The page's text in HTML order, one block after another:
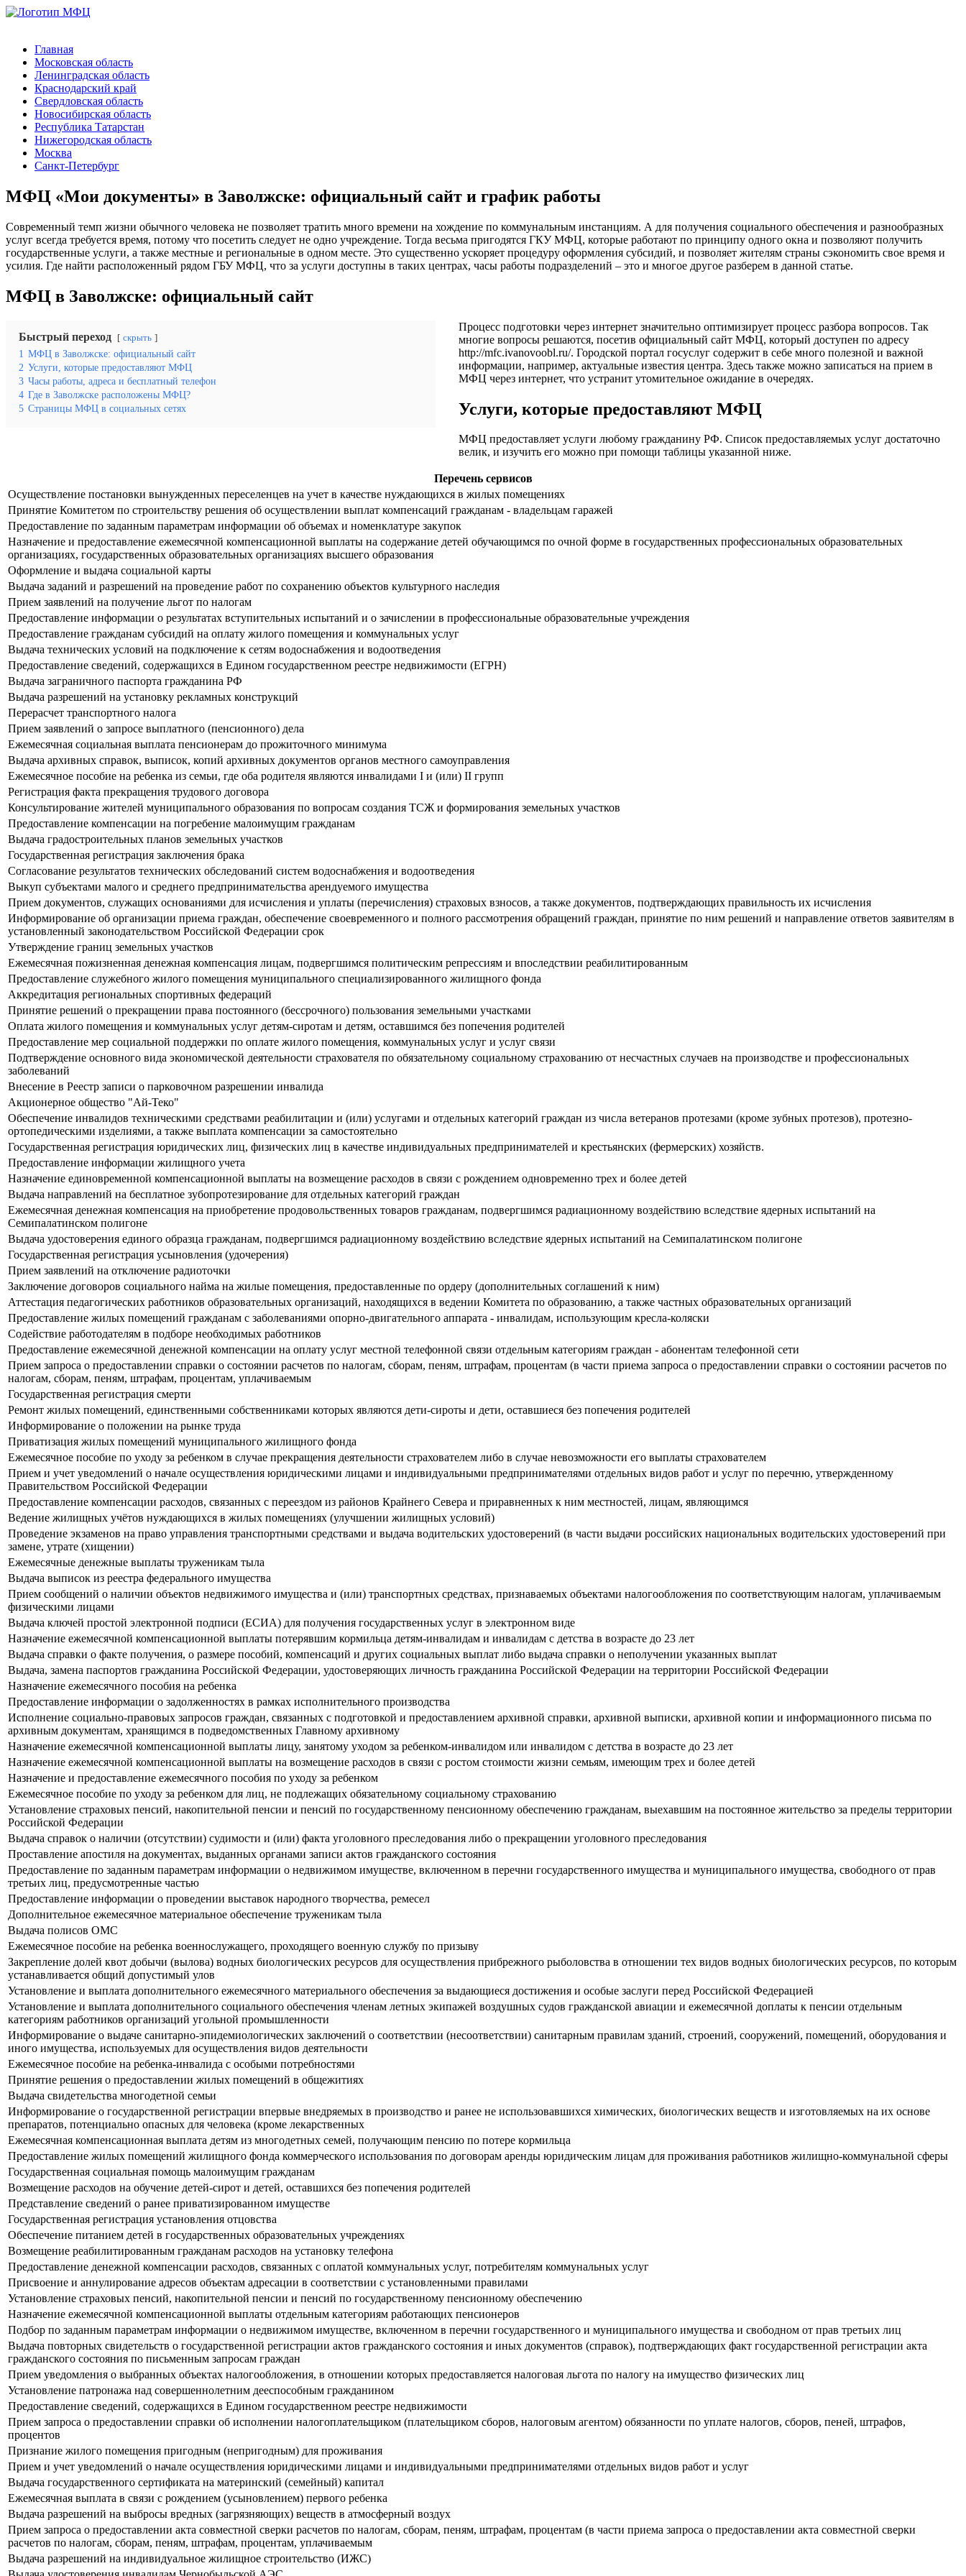
Главная
Московская область
Ленинградская область
Краснодарский край
Свердловская область
Новосибирская область
Республика Татарстан
Нижегородская область
Москва
Санкт-Петербург
МФЦ «Мои документы» в Заволжске: официальный сайт и график работы
Современный темп жизни обычного человека не позволяет тратить много времени на хождение по коммунальным инстанциям. А для получения социального обеспечения и разнообразных
услуг всегда требуется время, потому что посетить следует не одно учреждение. Тогда весьма пригодятся ГКУ МФЦ, которые работают по принципу одного окна и позволяют получить
государственные услуги, а также местные и региональные в одном месте. Это существенно ускоряет процедуру оформления субсидий, и позволяет жителям страны сэкономить свое время и
усилия. Где найти расположенный рядом ГБУ МФЦ, что за услуги доступны в таких центрах, часы работы подразделений – это и многое другое разберем в данной статье.
МФЦ в Заволжске: официальный сайт
Быстрый переход скрыть
1 МФЦ в Заволжске: официальный сайт
2 Услуги, которые предоставляют МФЦ
3 Часы работы, адреса и бесплатный телефон
4 Где в Заволжске расположены МФЦ?
5 Страницы МФЦ в социальных сетях
Процесс подготовки через интернет значительно оптимизирует процесс разбора вопросов. Так
многие вопросы решаются, посетив официальный сайт МФЦ, который доступен по адресу
http://mfc.ivanovoobl.ru/. Городской портал госуслуг содержит в себе много полезной и важной
информации, например, актуальные известия центра. Здесь также можно записаться на прием в
МФЦ через интернет, что устранит утомительное ожидание в очередях.
Услуги, которые предоставляют МФЦ
МФЦ предоставляет услуги любому гражданину РФ. Список предоставляемых услуг достаточно
велик, и изучить его можно при помощи таблицы указанной ниже.
Перечень сервисов
Осуществление постановки вынужденных переселенцев на учет в качестве нуждающихся в жилых помещениях
Принятие Комитетом по строительству решения об осуществлении выплат компенсаций гражданам - владельцам гаражей
Предоставление по заданным параметрам информации об объемах и номенклатуре закупок
Назначение и предоставление ежемесячной компенсационной выплаты на содержание детей обучающимся по очной форме в государственных профессиональных образовательных
организациях, государственных образовательных организациях высшего образования
Оформление и выдача социальной карты
Выдача заданий и разрешений на проведение работ по сохранению объектов культурного наследия
Прием заявлений на получение льгот по налогам
Предоставление информации о результатах вступительных испытаний и о зачислении в профессиональные образовательные учреждения
Предоставление гражданам субсидий на оплату жилого помещения и коммунальных услуг
Выдача технических условий на подключение к сетям водоснабжения и водоотведения
Предоставление сведений, содержащихся в Едином государственном реестре недвижимости (ЕГРН)
Выдача заграничного паспорта гражданина РФ
Выдача разрешений на установку рекламных конструкций
Перерасчет транспортного налога
Прием заявлений о запросе выплатного (пенсионного) дела
Ежемесячная социальная выплата пенсионерам до прожиточного минимума
Выдача архивных справок, выписок, копий архивных документов органов местного самоуправления
Ежемесячное пособие на ребенка из семьи, где оба родителя являются инвалидами I и (или) II групп
Регистрация факта прекращения трудового договора
Консультирование жителей муниципального образования по вопросам создания ТСЖ и формирования земельных участков
Предоставление компенсации на погребение малоимущим гражданам
Выдача градостроительных планов земельных участков
Государственная регистрация заключения брака
Согласование результатов технических обследований систем водоснабжения и водоотведения
Выкуп субъектами малого и среднего предпринимательства арендуемого имущества
Прием документов, служащих основаниями для исчисления и уплаты (перечисления) страховых взносов, а также документов, подтверждающих правильность их исчисления
Информирование об организации приема граждан, обеспечение своевременного и полного рассмотрения обращений граждан, принятие по ним решений и направление ответов заявителям в
установленный законодательством Российской Федерации срок
Утверждение границ земельных участков
Ежемесячная пожизненная денежная компенсация лицам, подвергшимся политическим репрессиям и впоследствии реабилитированным
Предоставление служебного жилого помещения муниципального специализированного жилищного фонда
Аккредитация региональных спортивных федераций
Принятие решений о прекращении права постоянного (бессрочного) пользования земельными участками
Оплата жилого помещения и коммунальных услуг детям-сиротам и детям, оставшимся без попечения родителей
Предоставление мер социальной поддержки по оплате жилого помещения, коммунальных услуг и услуг связи
Подтверждение основного вида экономической деятельности страхователя по обязательному социальному страхованию от несчастных случаев на производстве и профессиональных
заболеваний
Внесение в Реестр записи о парковочном разрешении инвалида
Акционерное общество "Ай-Теко"
Обеспечение инвалидов техническими средствами реабилитации и (или) услугами и отдельных категорий граждан из числа ветеранов протезами (кроме зубных протезов), протезно-
ортопедическими изделиями, а также выплата компенсации за самостоятельно
Государственная регистрация юридических лиц, физических лиц в качестве индивидуальных предпринимателей и крестьянских (фермерских) хозяйств.
Предоставление информации жилищного учета
Назначение единовременной компенсационной выплаты на возмещение расходов в связи с рождением одновременно трех и более детей
Выдача направлений на бесплатное зубопротезирование для отдельных категорий граждан
Ежемесячная денежная компенсация на приобретение продовольственных товаров гражданам, подвергшимся радиационному воздействию вследствие ядерных испытаний на
Семипалатинском полигоне
Выдача удостоверения единого образца гражданам, подвергшимся радиационному воздействию вследствие ядерных испытаний на Семипалатинском полигоне
Государственная регистрация усыновления (удочерения)
Прием заявлений на отключение радиоточки
Заключение договоров социального найма на жилые помещения, предоставленные по ордеру (дополнительных соглашений к ним)
Аттестация педагогических работников образовательных организаций, находящихся в ведении Комитета по образованию, а также частных образовательных организаций
Предоставление жилых помещений гражданам с заболеваниями опорно-двигательного аппарата - инвалидам, использующим кресла-коляски
Содействие работодателям в подборе необходимых работников
Предоставление ежемесячной денежной компенсации на оплату услуг местной телефонной связи отдельным категориям граждан - абонентам телефонной сети
Прием запроса о предоставлении справки о состоянии расчетов по налогам, сборам, пеням, штрафам, процентам (в части приема запроса о предоставлении справки о состоянии расчетов по
налогам, сборам, пеням, штрафам, процентам, уплачиваемым
Государственная регистрация смерти
Ремонт жилых помещений, единственными собственниками которых являются дети-сироты и дети, оставшиеся без попечения родителей
Информирование о положении на рынке труда
Приватизация жилых помещений муниципального жилищного фонда
Ежемесячное пособие по уходу за ребенком в случае прекращения деятельности страхователем либо в случае невозможности его выплаты страхователем
Прием и учет уведомлений о начале осуществления юридическими лицами и индивидуальными предпринимателями отдельных видов работ и услуг по перечню, утвержденному
Правительством Российской Федерации
Предоставление компенсации расходов, связанных с переездом из районов Крайнего Севера и приравненных к ним местностей, лицам, являющимся
Ведение жилищных учётов нуждающихся в жилых помещениях (улучшении жилищных условий)
Прoведение экзаменов на право управления транспортными средствами и выдача водительских удостоверений (в части выдачи российских национальных водительских удостоверений при
замене, утрате (хищении)
Ежемесячные денежные выплаты труженикам тыла
Выдача выписок из реестра федерального имущества
Прием сообщений о наличии объектов недвижимого имущества и (или) транспортных средствах, признаваемых объектами налогообложения по соответствующим налогам, уплачиваемым
физическими лицами
Выдача ключей простой электронной подписи (ЕСИА) для получения государственных услуг в электронном виде
Назначение ежемесячной компенсационной выплаты потерявшим кормильца детям-инвалидам и инвалидам с детства в возрасте до 23 лет
Выдача справки о факте получения, о размере пособий, компенсаций и других социальных выплат либо выдача справки о неполучении указанных выплат
Выдача, замена паспортов гражданина Российской Федерации, удостоверяющих личность гражданина Российской Федерации на территории Российской Федерации
Назначение ежемесячного пособия на ребенка
Предоставление информации о задолженностях в рамках исполнительного производства
Исполнение социально-правовых запросов граждан, связанных с подготовкой и предоставлением архивной справки, архивной выписки, архивной копии и информационного письма по
архивным документам, хранящимся в подведомственных Главному архивному
Назначение ежемесячной компенсационной выплаты лицу, занятому уходом за ребенком-инвалидом или инвалидом с детства в возрасте до 23 лет
Назначение ежемесячной компенсационной выплаты на возмещение расходов в связи с ростом стоимости жизни семьям, имеющим трех и более детей
Назначение и предоставление ежемесячного пособия по уходу за ребенком
Ежемесячное пособие по уходу за ребенком для лиц, не подлежащих обязательному социальному страхованию
Установление страховых пенсий, накопительной пенсии и пенсий по государственному пенсионному обеспечению гражданам, выехавшим на постоянное жительство за пределы территории
Российской Федерации
Выдача справок о наличии (отсутствии) судимости и (или) факта уголовного преследования либо о прекращении уголовного преследования
Проставление апостиля на документах, выданных органами записи актов гражданского состояния
Предоставление по заданным параметрам информации о недвижимом имуществе, включенном в перечни государственного имущества и муниципального имущества, свободного от прав
третьих лиц, предусмотренные частью
Предоставление информации о проведении выставок народного творчества, ремесел
Дополнительное ежемесячное материальное обеспечение труженикам тыла
Выдача полисов ОМС
Ежемесячное пособие на ребенка военнослужащего, проходящего военную службу по призыву
Закрепление долей квот добычи (вылова) водных биологических ресурсов для осуществления прибрежного рыболовства в отношении тех видов водных биологических ресурсов, по которым
устанавливается общий допустимый улов
Установление и выплата дополнительного ежемесячного материального обеспечения за выдающиеся достижения и особые заслуги перед Российской Федерацией
Установление и выплата дополнительного социального обеспечения членам летных экипажей воздушных судов гражданской авиации и ежемесячной доплаты к пенсии отдельным
категориям работников организаций угольной промышленности
Информирование о выдаче санитарно-эпидемиологических заключений о соответствии (несоответствии) санитарным правилам зданий, строений, сооружений, помещений, оборудования и
иного имущества, используемых для осуществления видов деятельности
Ежемесячное пособие на ребенка-инвалида с особыми потребностями
Принятие решения о предоставлении жилых помещений в общежитиях
Выдача свидетельства многодетной семьи
Информирование о государственной регистрации впервые внедряемых в производство и ранее не использовавшихся химических, биологических веществ и изготовляемых на их основе
препаратов, потенциально опасных для человека (кроме лекарственных
Ежемесячная компенсационная выплата детям из многодетных семей, получающим пенсию по потере кормильца
Предоставление жилых помещений жилищного фонда коммерческого использования по договорам аренды юридическим лицам для проживания работников жилищно-коммунальной сферы
Государственная социальная помощь малоимущим гражданам
Возмещение расходов на обучение детей-сирот и детей, оставшихся без попечения родителей
Представление сведений о ранее приватизированном имуществе
Государственная регистрация установления отцовства
Обеспечение питанием детей в государственных образовательных учреждениях
Возмещение реабилитированным гражданам расходов на установку телефона
Предоставление денежной компенсации расходов, связанных с оплатой коммунальных услуг, потребителям коммунальных услуг
Присвоение и аннулирование адресов объектам адресации в соответствии с установленными правилами
Установление страховых пенсий, накопительной пенсии и пенсий по государственному пенсионному обеспечению
Назначение ежемесячной компенсационной выплаты отдельным категориям работающих пенсионеров
Подбор по заданным параметрам информации о недвижимом имуществе, включенном в перечни государственного и муниципального имущества и свободном от прав третьих лиц
Выдача повторных свидетельств о государственной регистрации актов гражданского состояния и иных документов (справок), подтверждающих факт государственной регистрации акта
гражданского состояния по письменным запросам граждан
Прием уведомления о выбранных объектах налогообложения, в отношении которых предоставляется налоговая льгота по налогу на имущество физических лиц
Установление патронажа над совершеннолетним дееспособным гражданином
Предоставление сведений, содержащихся в Едином государственном реестре недвижимости
Прием запроса о предоставлении справки об исполнении налогоплательщиком (плательщиком сборов, налоговым агентом) обязанности по уплате налогов, сборов, пеней, штрафов,
процентов
Признание жилого помещения пригодным (непригодным) для проживания
Прием и учет уведомлений о начале осуществления юридическими лицами и индивидуальными предпринимателями отдельных видов работ и услуг
Выдача государственного сертификата на материнский (семейный) капитал
Ежемесячная выплата в связи с рождением (усыновлением) первого ребенка
Выдача разрешений на выбросы вредных (загрязняющих) веществ в атмосферный воздух
Прием запроса о предоставлении акта совместной сверки расчетов по налогам, сборам, пеням, штрафам, процентам (в части приема запроса о предоставлении акта совместной сверки
расчетов по налогам, сборам, пеням, штрафам, процентам, уплачиваемым
Выдача разрешений на индивидуальное жилищное строительство (ИЖС)